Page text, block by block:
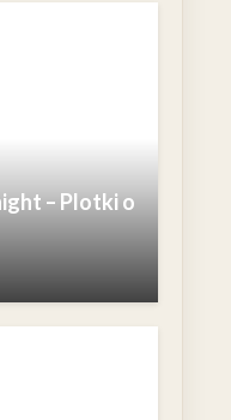
– Plotki o